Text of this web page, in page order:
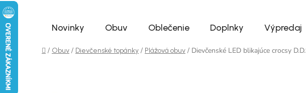
Novinky Obuv Oblečenie Doplnky Výpredaj
Domov
/ Obuv / Dievčenské topánky / Plážová obuv / Dievčenské LED blikajúce crocsy